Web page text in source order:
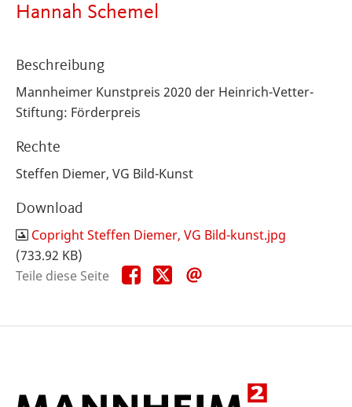
Hannah Schemel
Beschreibung
Mannheimer Kunstpreis 2020 der Heinrich-Vetter-
Stiftung: Förderpreis
Rechte
Steffen Diemer, VG Bild-Kunst
Download
Copright Steffen Diemer, VG Bild-kunst.jpg
(733.92 KB)
Teile diese Seite
Teile
diese
Teile
diese